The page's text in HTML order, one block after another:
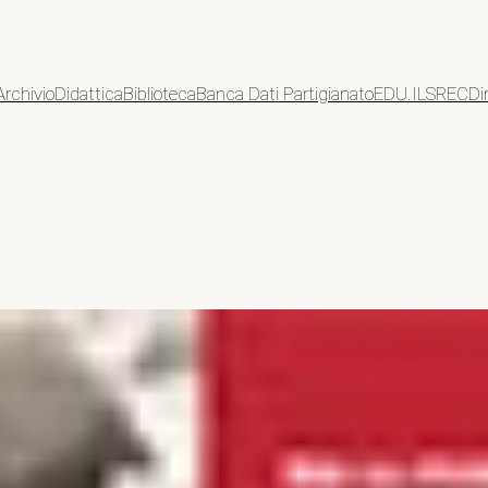
DidatticaBibliotecaBanca Dati PartigianatoEDU.ILSREC